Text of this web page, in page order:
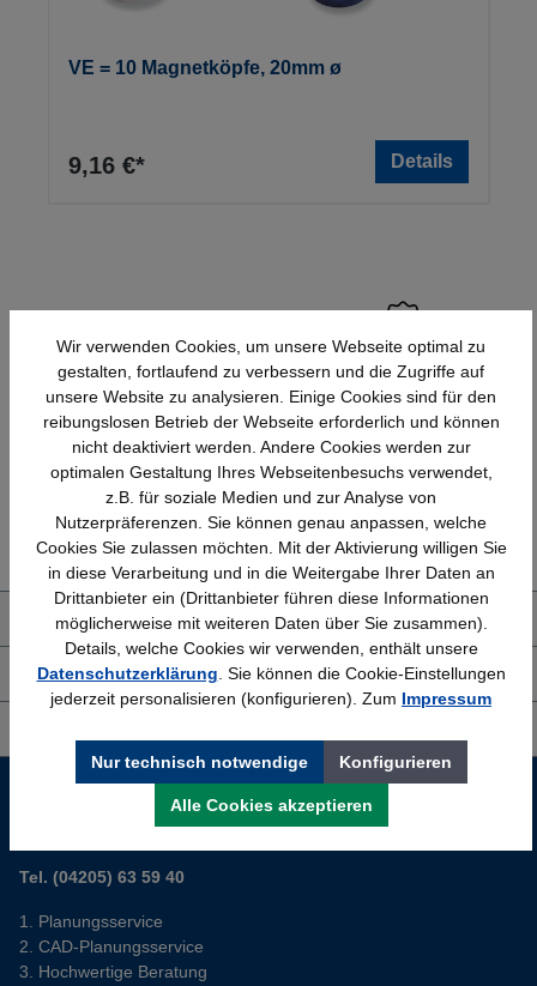
VE = 10 Magnetköpfe, 20mm ø
9,16 €* Details
Schnelle Lieferung
Bundesweit
Topmarken
Faire Preise
Erfahrung
Bewährt seit 1958
Kostenlose Beratung
(04205) 635940
Über uns
Shop Service
Service-Hotline
Sie planen ein neues Büro? Wir helfen Ihnen kostenlos dabei.
Tel. (04205) 63 59 40
Planungsservice
CAD-Planungsservice
Hochwertige Beratung
Wir verwenden Cookies, um unsere Webseite optimal zu
gestalten, fortlaufend zu verbessern und die Zugriffe auf
unsere Website zu analysieren. Einige Cookies sind für den
reibungslosen Betrieb der Webseite erforderlich und können
nicht deaktiviert werden. Andere Cookies werden zur
optimalen Gestaltung Ihres Webseitenbesuchs verwendet,
z.B. für soziale Medien und zur Analyse von
Nutzerpräferenzen. Sie können genau anpassen, welche
Cookies Sie zulassen möchten. Mit der Aktivierung willigen Sie
in diese Verarbeitung und in die Weitergabe Ihrer Daten an
Drittanbieter ein (Drittanbieter führen diese Informationen
möglicherweise mit weiteren Daten über Sie zusammen).
Details, welche Cookies wir verwenden, enthält unsere
Datenschutzerklärung . Sie können die Cookie-Einstellungen
jederzeit personalisieren (konfigurieren). Zum Impressum
Nur technisch notwendige Konfigurieren
Alle Cookies akzeptieren